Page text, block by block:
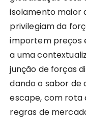
isolamento maior
privilegiam da
importem preços
a uma
junção de forças
dando o sabor de
escape, com rota
regras de